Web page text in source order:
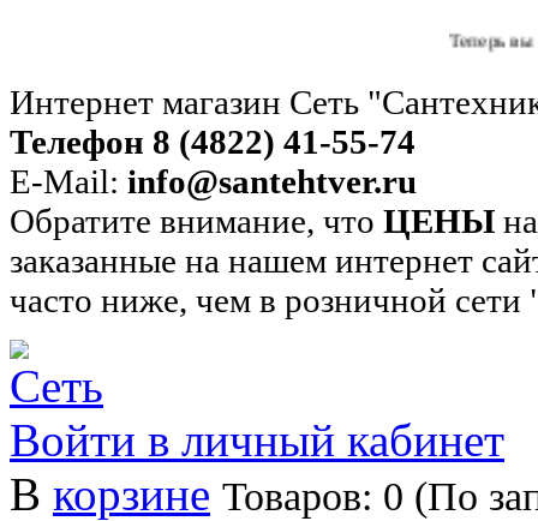
Теперь вы можете
Интернет магазин Сеть
Телефон 8 (4822) 41-55-74
E-Mail: info@santehtver.ru
Обратите внимание, что ЦЕНЫ
заказанные на нашем интернет
часто ниже, чем в розничной
Войти в личный кабинет
В корзине Товаров: 0 (По